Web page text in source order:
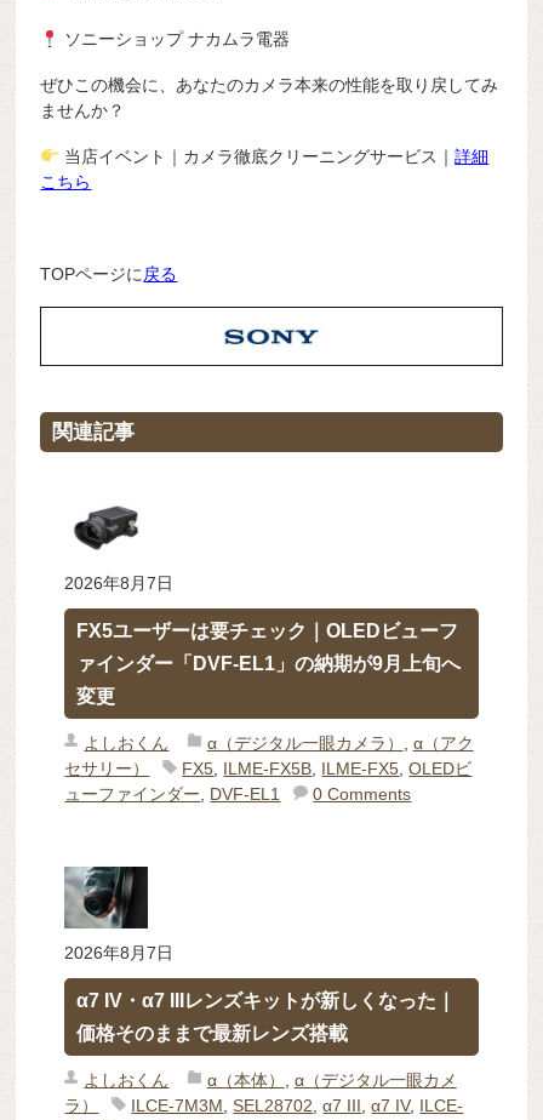
ソニーショップ ナカムラ電器
ぜひこの機会に、あなたのカメラ本来の性能を取り戻してみ
ませんか？
当店イベント｜カメラ徹底クリーニングサービス｜詳細
こちら
TOPページに 戻る
関連記事
2026年8月7日
FX5ユーザーは要チェック｜OLEDビューフ
ァインダー「DVF-EL1」の納期が9月上旬へ
変更
よしおくん α（デジタル一眼カメラ）
α（アク
セサリー）
FX5 ILME-FX5B ILME-FX5 ,OLEDビ
ューファインダー
DVF-EL1 0 Comments
2026年8月7日
α7 IV・α7 IIIレンズキットが新しくなった｜
価格そのままで最新レンズ搭載
よしおくん α（本体）
α（デジタル一眼カメ
ラ）
ILCE-7M3M ,SEL28702 ,α7 III ,α7 IV, ILCE-